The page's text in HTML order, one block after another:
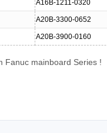
A16B-1211-0320
A20B-3300-0652
A20B-3900-0160
Fanuc mainboard Series !